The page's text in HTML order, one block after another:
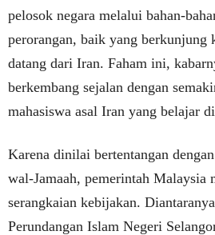
pelosok negara melalui bahan-
perorangan, baik yang berkunjung
datang dari Iran. Faham ini,
berkembang sejalan dengan
mahasiswa asal Iran yang belajar
Karena dinilai bertentangan
wal-Jamaah, pemerintah Malaysia
serangkaian kebijakan.
Perundangan Islam Negeri